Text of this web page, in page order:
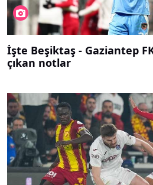
İşte Beşiktaş - Gaziantep
çıkan notlar